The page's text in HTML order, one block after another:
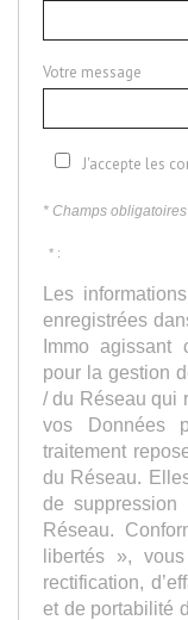
Votre message
J'accepte les
* Champs obligatoires
* :
Les
enregistrées
Immo agissant
pour la gestion
/ du Réseau qui
vos Données
traitement
du Réseau.
de
Réseau.
libertés »,
rectification,
et de portabilité